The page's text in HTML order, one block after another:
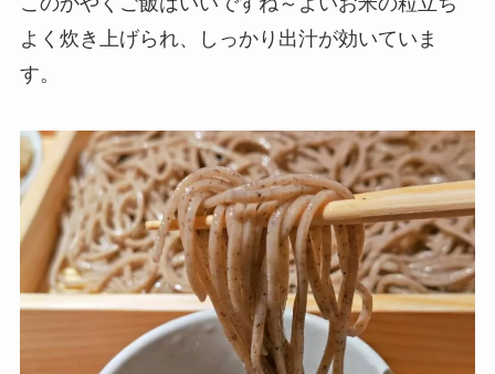
よく炊き上げられ、しっかり出汁が効いていま
す。